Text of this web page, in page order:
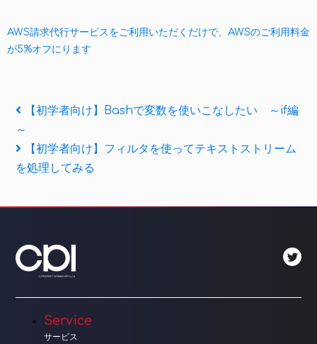
AWS請求代行サービスをご利用いただくだけで、AWSのご利用料金
が5%オフにります
投
稿
ナ
ー
シ
ョ
ン
Previous
Post
【初学者向け】Bashで変数を使いこなしたい ～if編
～
Next
Post
【初学者向け】フィルタを使ってテキストストリーム
を処理してみる
Service
サービス